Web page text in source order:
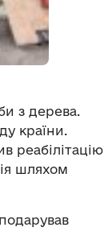
з дерева.
країни.
реабілітацію
шляхом